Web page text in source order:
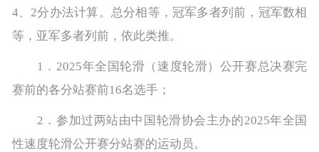
4、2分办法计算。总分相等，冠军多者列前，冠军数相
等，亚军多者列前，依此类推。
1．2025年全国轮滑（速度轮滑）公开赛总决赛完
赛前的各分站赛前16名选手；
2．参加过两站由中国轮滑协会主办的2025年全国
性速度轮滑公开赛分站赛的运动员。